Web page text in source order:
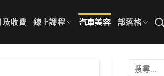
及收費 線上課程 汽車美容 部落格